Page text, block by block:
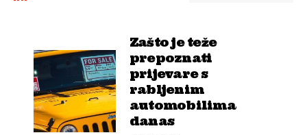
Zašto je teže
prepoznati
prijevare s
rabljenim
automobilima
danas